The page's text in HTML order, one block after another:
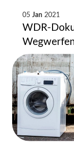
05 Jan 2021
WDR-